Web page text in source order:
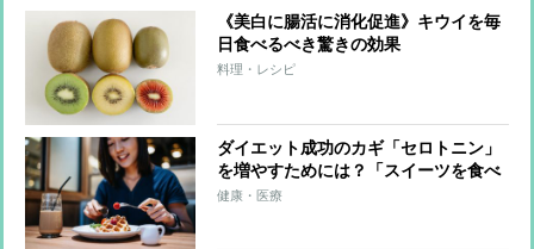
《美白に腸活に消化促進》キウイを毎
日食べるべき驚きの効果
料理・レシピ
ダイエット成功のカギ「セロトニン」
を増やすためには？「スイーツを食べ
る」「噛む」「泣く」など7つの方法
健康・医療